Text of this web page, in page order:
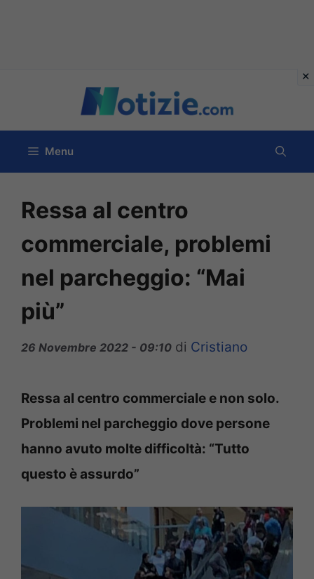
contenuto
Menu
Ressa al centro
commerciale, problemi
nel parcheggio: “Mai
più”
26 Novembre 2022 - 09:10 di Cristiano
Ressa al centro commerciale e non solo.
Problemi nel parcheggio dove persone
hanno avuto molte difficoltà: “Tutto
questo è assurdo”